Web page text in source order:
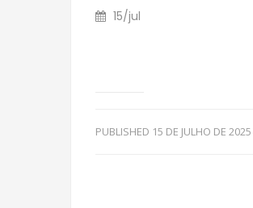
15/jul
PUBLISHED 15 DE JULHO DE 2025